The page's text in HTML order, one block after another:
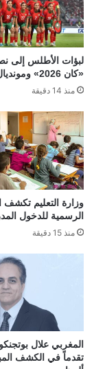
لبؤات الأطلس إلى
«كان 2026» ومونديال البرازيل
منذ 14 دقيقة
وزارة التعليم تكشف
الرسمية للدخول
منذ 15 دقيقة
المغربي علال
تقدماً في الكشف